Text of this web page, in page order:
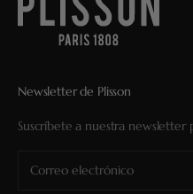
Newsletter de Plisson
Suscríbete a nuestra newsletter